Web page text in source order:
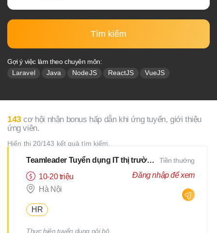
Tìm kiếm
Gợi ý việc làm theo chuyên môn:
Laravel Java NodeJS ReactJS VueJS
143cơ hội nhận bonus hấp dẫn khi ứng tuyển, giới thiệu
ứng viên.
Hiển thị 20/143 kết quả tìm kiếm.
Teamleader Tuyển dụng IT thị trường Nhật
10-20 triệu
Hà Nội
HR
Thực hiện tuyển dụng nội bộ
Tiền thưởng
Đăng nhập để xem